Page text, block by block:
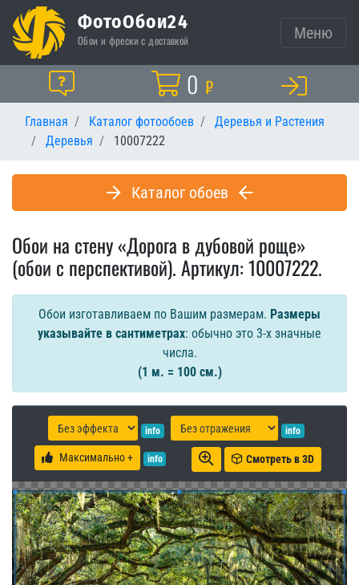
ФотоОбои24
Обои и фрески с доставкой Меню
Помощь Корзина
0 ₽
Главная Каталог фотообоев
Деревья и Растения
Деревья
10007222
Каталог обоев
Обои на стену «Дорога в дубовой роще»
(обои с перспективой). Артикул: 10007222.
Обои изготавливаем по Вашим размерам. Размеры
указывайте в сантиметрах: обычно это 3-х значные
числа.
(1 м. = 100 см.)
info info
Максимально + info Смотреть в 3D